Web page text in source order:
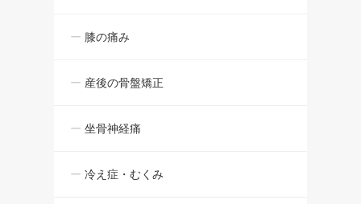
膝の痛み
産後の骨盤矯正
坐骨神経痛
冷え症・むくみ